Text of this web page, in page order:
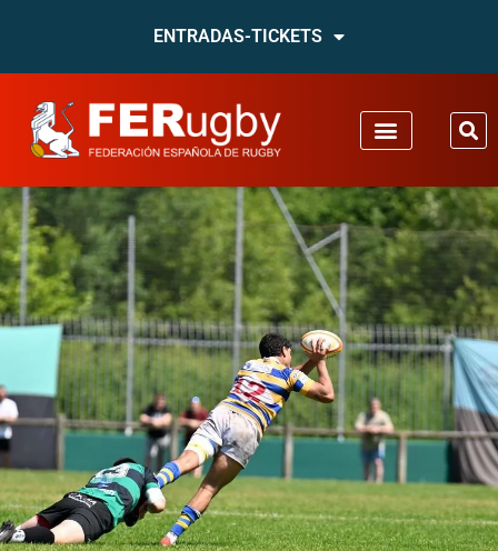
ENTRADAS-TICKETS